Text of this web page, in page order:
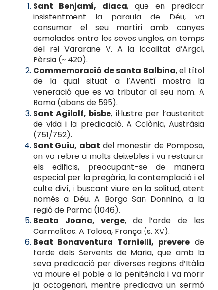
Sant Benjamí, diaca, que en predicar
insistentment la paraula de Déu, va
consumar el seu martiri amb canyes
esmolades entre les seves ungles, en temps
del rei Vararane V. A la localitat d’Argol,
Pèrsia (~ 420).
Commemoració de santa Balbina, el títol
de la qual situat a l’Aventí mostra la
veneració que es va tributar al seu nom. A
Roma (abans de 595).
Sant Agilolf, bisbe, il·lustre per l’austeritat
de vida i la predicació. A Colònia, Austràsia
(751/752).
Sant Guiu, abat del monestir de Pomposa,
on va rebre a molts deixebles i va restaurar
els edificis, preocupant-se de manera
especial per la pregària, la contemplació i el
culte diví, i buscant viure en la solitud, atent
només a Déu. A Borgo San Donnino, a la
regió de Parma (1046).
Beata Joana, verge, de l’orde de les
Carmelites. A Tolosa, França (s. XV).
Beat Bonaventura Tornielli, prevere de
l’orde dels Servents de Maria, que amb la
seva predicació per diverses regions d’Itàlia
va moure el poble a la penitència i va morir
ja octogenari, mentre predicava un sermó